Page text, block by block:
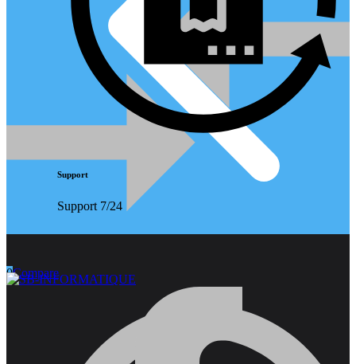
0Compare
Support
Support 7/24